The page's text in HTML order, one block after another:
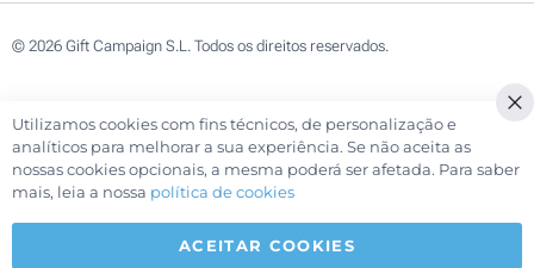
© 2026 Gift Campaign S.L. Todos os direitos reservados.
Utilizamos cookies com fins técnicos, de personalização e
analíticos para melhorar a sua experiência. Se não aceita as
nossas cookies opcionais, a mesma poderá ser afetada. Para saber
mais, leia a nossa política de cookies
ACEITAR COOKIES